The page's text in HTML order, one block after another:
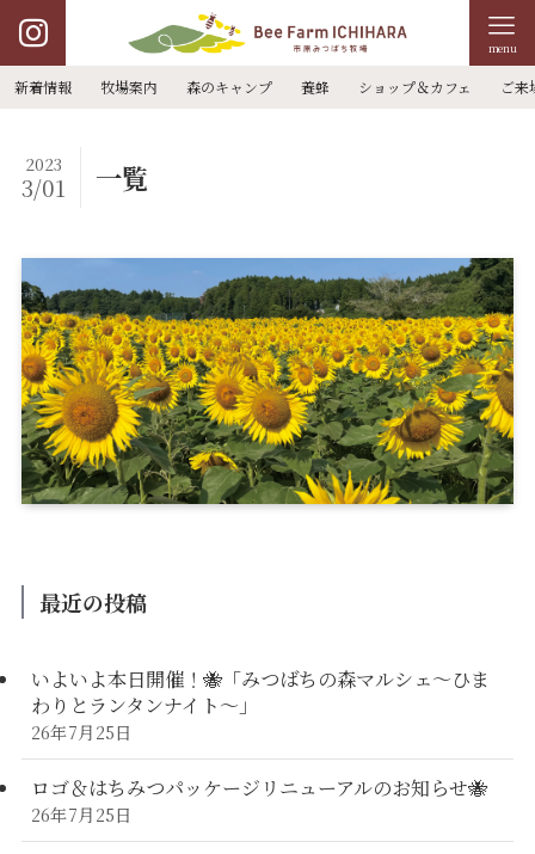
menu
新着情報 牧場案内 森のキャンプ 養蜂 ショップ＆カフェ ご来
一覧
2023
3/01
最近の投稿
いよいよ本日開催！🐝「みつばちの森マルシェ〜ひま
わりとランタンナイト〜」
26年7月25日
ロゴ＆はちみつパッケージリニューアルのお知らせ🐝
26年7月25日